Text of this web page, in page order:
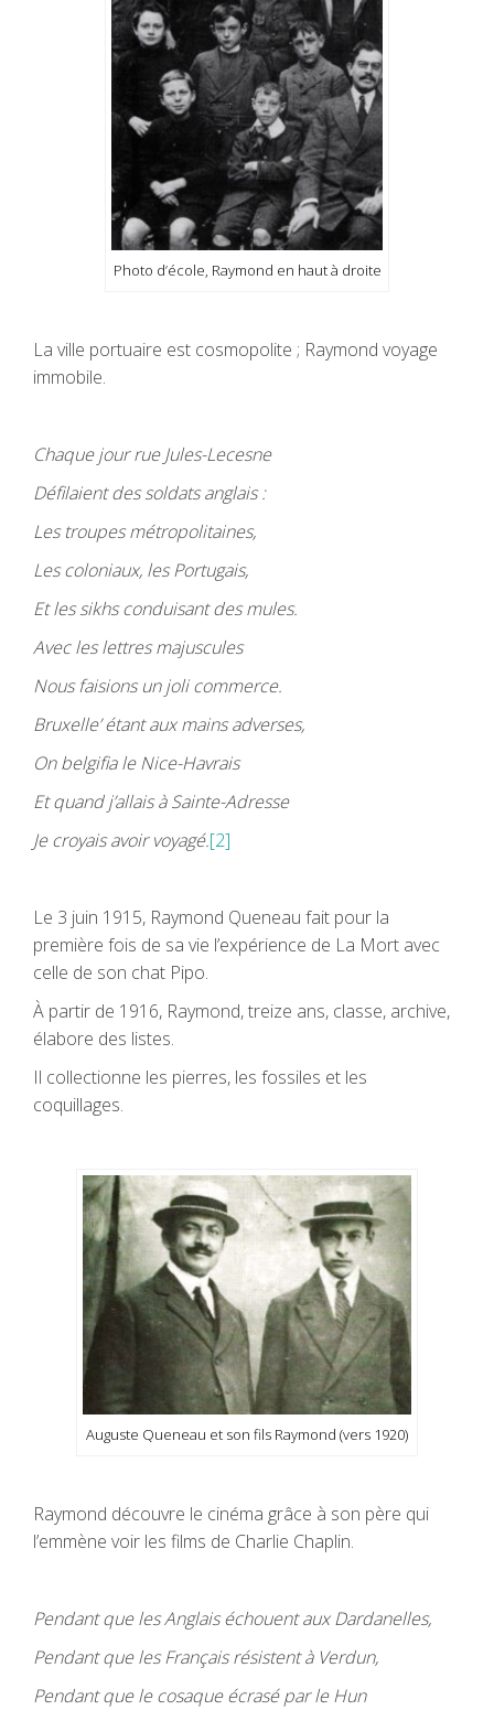
Photo d’école, Raymond en haut à droite
La ville portuaire est cosmopolite ; Raymond voyage
immobile.
Chaque jour rue Jules-Lecesne
Défilaient des soldats anglais :
Les troupes métropolitaines,
Les coloniaux, les Portugais,
Et les sikhs conduisant des mules.
Avec les lettres majuscules
Nous faisions un joli commerce.
Bruxelle’ étant aux mains adverses,
On belgifia le Nice-Havrais
Et quand j’allais à Sainte-Adresse
Je croyais avoir voyagé.[2]
Le 3 juin 1915, Raymond Queneau fait pour la
première fois de sa vie l’expérience de La Mort avec
celle de son chat Pipo.
À partir de 1916, Raymond, treize ans, classe, archive,
élabore des listes.
Il collectionne les pierres, les fossiles et les
coquillages.
Auguste Queneau et son fils Raymond (vers 1920)
Raymond découvre le cinéma grâce à son père qui
l’emmène voir les films de Charlie Chaplin.
Pendant que les Anglais échouent aux Dardanelles,
Pendant que les Français résistent à Verdun,
Pendant que le cosaque écrasé par le Hun